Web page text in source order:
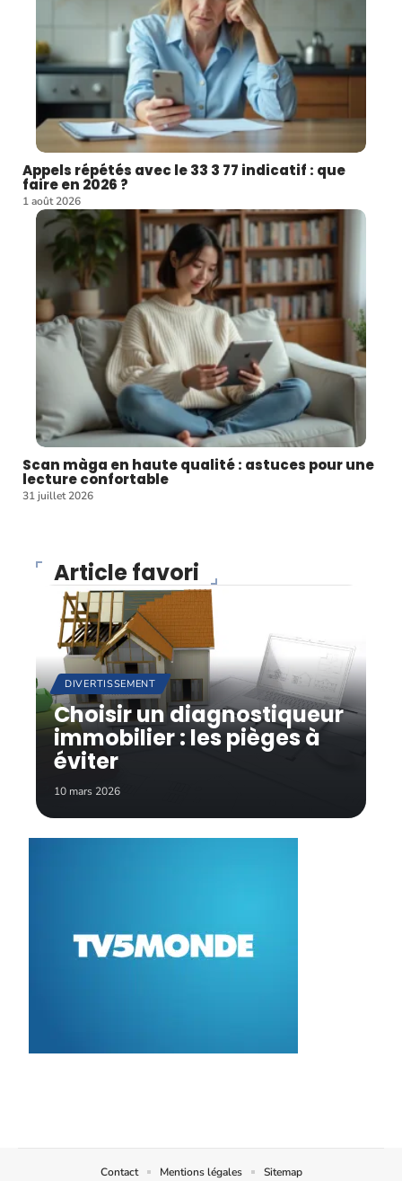
Appels répétés avec le 33 3 77 indicatif : que
faire en 2026 ?
1 août 2026
Scan màga en haute qualité : astuces pour une
lecture confortable
31 juillet 2026
Article favori
DIVERTISSEMENT
Choisir un diagnostiqueur
immobilier : les pièges à
éviter
10 mars 2026
Contact Mentions légales Sitemap